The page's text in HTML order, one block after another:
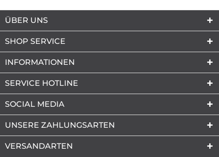
ÜBER UNS
SHOP SERVICE
INFORMATIONEN
SERVICE HOTLINE
SOCIAL MEDIA
UNSERE ZAHLUNGSARTEN
VERSANDARTEN